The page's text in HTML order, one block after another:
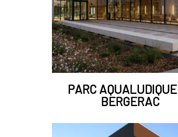
PARC
BERGERAC